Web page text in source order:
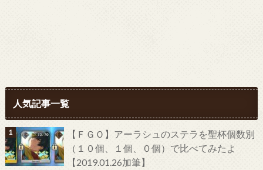
人気記事一覧
【ＦＧＯ】アーラシュのステラを聖杯個数別
（１０個、１個、０個）で比べてみたよ
【2019.01.26加筆】